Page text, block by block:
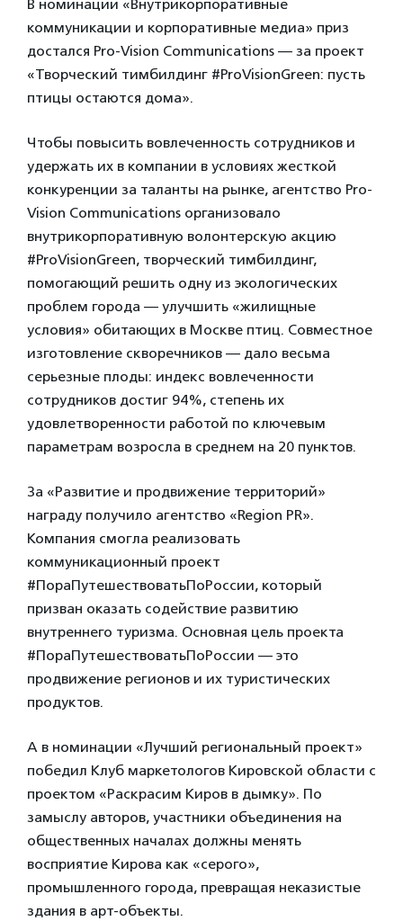
В номинации «Внутрикорпоративные
коммуникации и корпоративные медиа» приз
достался Pro-Vision Communications — за проект
«Творческий тимбилдинг #ProVisionGreen: пусть
птицы остаются дома».
Чтобы повысить вовлеченность сотрудников и
удержать их в компании в условиях жесткой
конкуренции за таланты на рынке, агентство Pro-
Vision Communications организовало
внутрикорпоративную волонтерскую акцию
#ProVisionGreen, творческий тимбилдинг,
помогающий решить одну из экологических
проблем города — улучшить «жилищные
условия» обитающих в Москве птиц. Совместное
изготовление скворечников — дало весьма
серьезные плоды: индекс вовлеченности
сотрудников достиг 94%, степень их
удовлетворенности работой по ключевым
параметрам возросла в среднем на 20 пунктов.
За «Развитие и продвижение территорий»
награду получило агентство «Region PR».
Компания смогла реализовать
коммуникационный проект
#ПораПутешествоватьПоРоссии, который
призван оказать содействие развитию
внутреннего туризма. Основная цель проекта
#ПораПутешествоватьПоРоссии — это
продвижение регионов и их туристических
продуктов.
А в номинации «Лучший региональный проект»
победил Клуб маркетологов Кировской области с
проектом «Раскрасим Киров в дымку». По
замыслу авторов, участники объединения на
общественных началах должны менять
восприятие Кирова как «серого»,
промышленного города, превращая неказистые
здания в арт-объекты.